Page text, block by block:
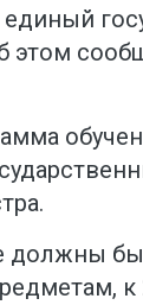
этом
должны
к